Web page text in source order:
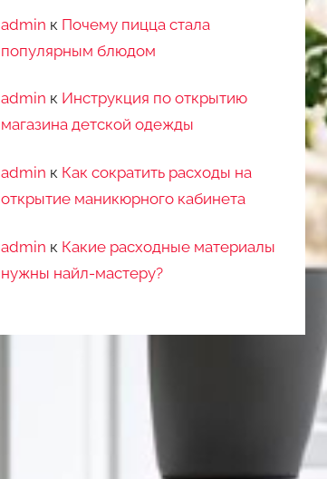
admin к Почему пицца стала
популярным блюдом
admin к Инструкция по открытию
магазина детской одежды
admin к Как сократить расходы на
открытие маникюрного кабинета
admin к Какие расходные материалы
нужны найл-мастеру?